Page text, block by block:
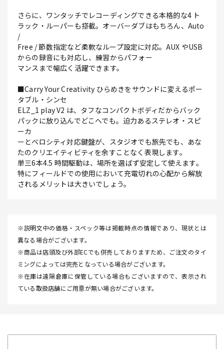
さらに、ワンタッチでレコーディングできる本格的な4 ト
ラック・ルーパーも搭載。オーバーダブはもちろん、Auto
/
Free / 節数指定など柔軟なループ設定に対応。AUX やUSB
からの録音にも対応し、練習からパフォー
マンスまで幅広く活躍できます。
■Carry Your Creativity ひらめきをサウンドに変えるポー
タブル・シンセ
ELZ_1 play V2 は、タフなコンパクトボディだからバック
パックに放り込んでどこへでも。迫力あるステレオ・スピ
ーカ
ーとベロシティ対応鍵盤が、スタジオでも旅先でも、あな
たのクリエイティビティを余すことなく表現します。
単三6本4.5 時間駆動は、場所を選ばず安定して使えます。
特にフィールドでの使用において充電切れの心配から解放
されるメリットは大きいでしょう。
※説明文中の価格・スペック等は掲載時点の情報であり、現状とは
異なる場合がございます。
※商品は店頭及び外部ECでも併売しておりますため、ご注文のタイ
ミングによっては完売となっている場合がございます。
※在庫は遠隔倉庫に保管している場合もございますので、表示され
ている取扱店舗にご用意が無い場合がございます。